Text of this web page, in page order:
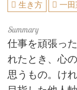
生き方 一田
仕事を頑張っ
れたとき、心
思うもの。け